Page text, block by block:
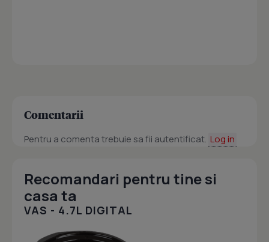
Comentarii
Pentru a comenta trebuie sa fii autentificat. Log in
Recomandari pentru tine si
casa ta
VAS - 4.7L DIGITAL